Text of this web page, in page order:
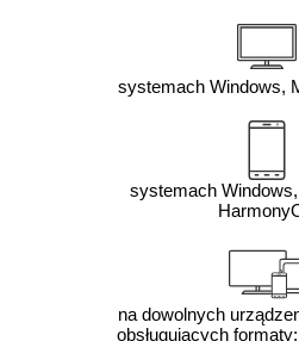
systemach Windows,
systemach
na dowolnych
obsługujących